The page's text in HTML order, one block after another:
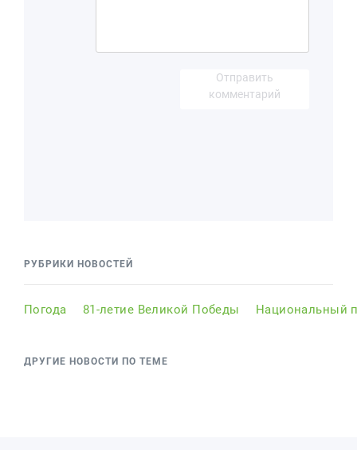
Отправить
комментарий
РУБРИКИ НОВОСТЕЙ
Погода 81-летие Великой Победы Национальный
ДРУГИЕ НОВОСТИ ПО ТЕМЕ